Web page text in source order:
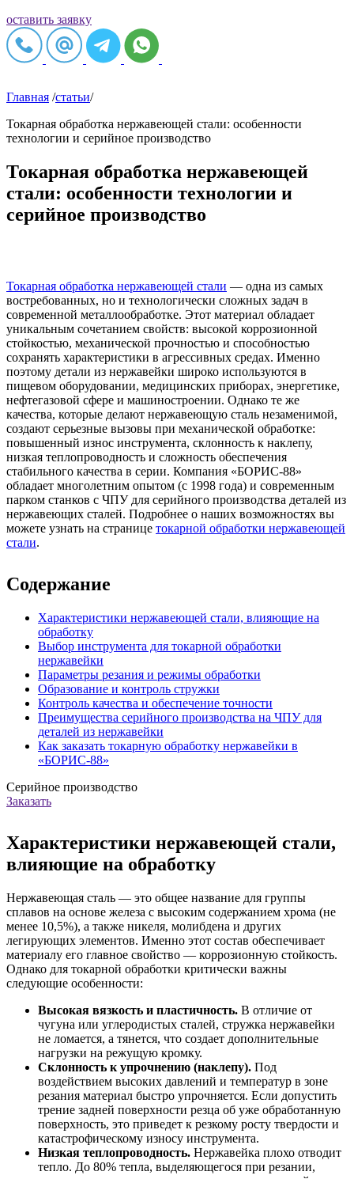
оставить заявку
Главная /статьи/
Токарная обработка нержавеющей стали: особенности
технологии и серийное производство
Токарная обработка нержавеющей
стали: особенности технологии и
серийное производство
Токарная обработка нержавеющей стали — одна из самых
востребованных, но и технологически сложных задач в
современной металлообработке. Этот материал обладает
уникальным сочетанием свойств: высокой коррозионной
стойкостью, механической прочностью и способностью
сохранять характеристики в агрессивных средах. Именно
поэтому детали из нержавейки широко используются в
пищевом оборудовании, медицинских приборах, энергетике,
нефтегазовой сфере и машиностроении. Однако те же
качества, которые делают нержавеющую сталь незаменимой,
создают серьезные вызовы при механической обработке:
повышенный износ инструмента, склонность к наклепу,
низкая теплопроводность и сложность обеспечения
стабильного качества в серии. Компания «БОРИС-88»
обладает многолетним опытом (с 1998 года) и современным
парком станков с ЧПУ для серийного производства деталей из
нержавеющих сталей. Подробнее о наших возможностях вы
можете узнать на странице токарной обработки нержавеющей
стали.
Содержание
Характеристики нержавеющей стали, влияющие на
обработку
Выбор инструмента для токарной обработки
нержавейки
Параметры резания и режимы обработки
Образование и контроль стружки
Контроль качества и обеспечение точности
Преимущества серийного производства на ЧПУ для
деталей из нержавейки
Как заказать токарную обработку нержавейки в
«БОРИС-88»
Серийное производство
Заказать
Характеристики нержавеющей стали,
влияющие на обработку
Нержавеющая сталь — это общее название для группы
сплавов на основе железа с высоким содержанием хрома (не
менее 10,5%), а также никеля, молибдена и других
легирующих элементов. Именно этот состав обеспечивает
материалу его главное свойство — коррозионную стойкость.
Однако для токарной обработки критически важны
следующие особенности:
Высокая вязкость и пластичность. В отличие от
чугуна или углеродистых сталей, стружка нержавейки
не ломается, а тянется, что создает дополнительные
нагрузки на режущую кромку.
Склонность к упрочнению (наклепу). Под
воздействием высоких давлений и температур в зоне
резания материал быстро упрочняется. Если допустить
трение задней поверхности резца об уже обработанную
поверхность, это приведет к резкому росту твердости и
катастрофическому износу инструмента.
Низкая теплопроводность. Нержавейка плохо отводит
тепло. До 80% тепла, выделяющегося при резании,